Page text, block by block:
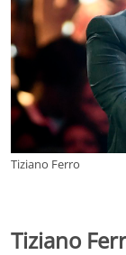
Tiziano Ferro
Tiziano